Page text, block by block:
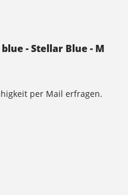
- Stellar Blue - M
per Mail erfragen.